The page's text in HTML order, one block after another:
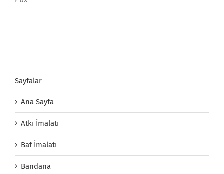
Sayfalar
Ana Sayfa
Atkı İmalatı
Baf İmalatı
Bandana